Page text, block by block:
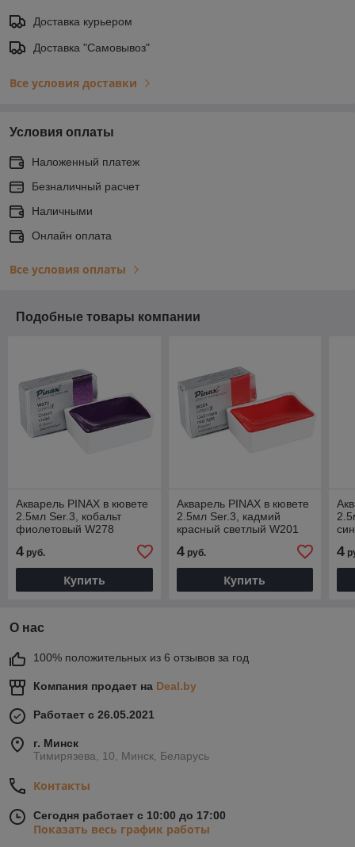
Доставка курьером
Доставка "Самовывоз"
Все условия доставки
Условия оплаты
Наложенный платеж
Безналичный расчет
Наличными
Онлайн оплата
Все условия оплаты
Подобные товары компании
Акварель PINAX в кювете
2.5мл Ser.3, кобальт
фиолетовый W278
4 руб.
Купить
Акварель PINAX в кювете
2.5мл Ser.3, кадмий
красный светлый W201
4руб.
Купить
4
О нас
100% положительных из 6 отзывов за год
Компания продает на Deal.by
Работает с 26.05.2021
г. Минск
Тимирязева, 10, Минск, Беларусь
Контакты
Сегодня работает с 10:00 до 17:00
Показать весь график работы